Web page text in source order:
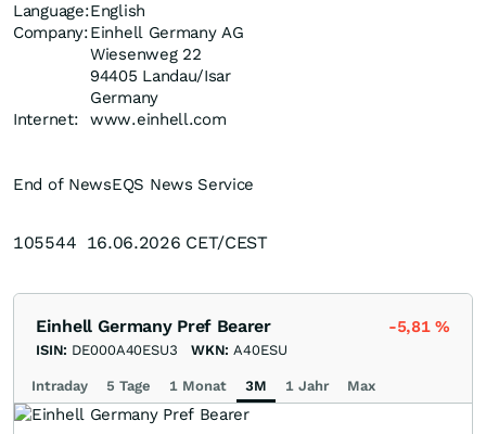
Language:English
Company:Einhell Germany AG
Wiesenweg 22
94405 Landau/Isar
Germany
Internet:
www.einhell.com
End of NewsEQS News Service
105544 16.06.2026 CET/CEST
Einhell Germany Pref Bearer -5,81%
ISIN: DE000A40ESU3 WKN: A40ESU
Intraday 5 Tage 1 Monat 3M 1 Jahr Max